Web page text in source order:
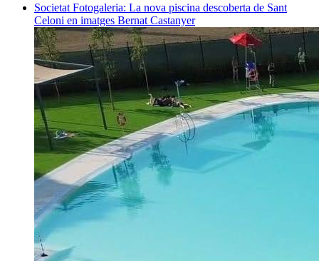
Societat Fotogaleria: La nova piscina descoberta de Sant
Celoni en imatges Bernat Castanyer